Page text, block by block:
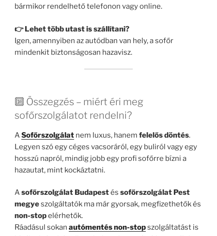
bármikor rendelhető telefonon vagy online.
👉 Lehet több utast is szállítani?
Igen, amennyiben az autódban van hely, a sofőr
mindenkit biztonságosan hazavisz.
🔟 Összegzés – miért éri meg
sofőrszolgálatot rendelni?
ASofőrszolgálat nem luxus, hanem felelős döntés.
Legyen szó egy céges vacsoráról, egy buliról vagy egy
hosszú napról, mindig jobb egy profi sofőrre bízni a
hazautat, mint kockáztatni.
Asofőrszolgálat Budapestés sofőrszolgálat Pest
megyeszolgáltatók ma már gyorsak, megfizethetők és
non-stopelérhetők.
Ráadásul sokan autómentés non-stopszolgáltatást is